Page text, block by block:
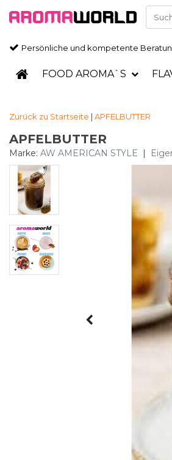
Persönliche und kompetente
FOOD AROMA`S
Zurück zu Startseite | APFELBUTTER
APFELBUTTER
Marke: AW AMERICAN STYLE |